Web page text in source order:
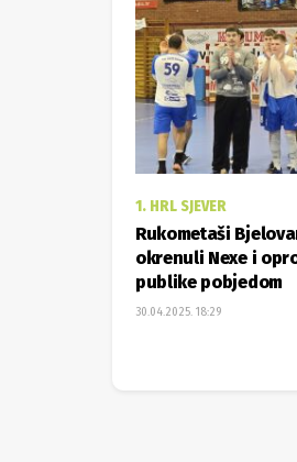
1. HRL SJEVER
Rukometaši
okrenuli Nexe i
publike pobjedom
30.04.2025. 18:29